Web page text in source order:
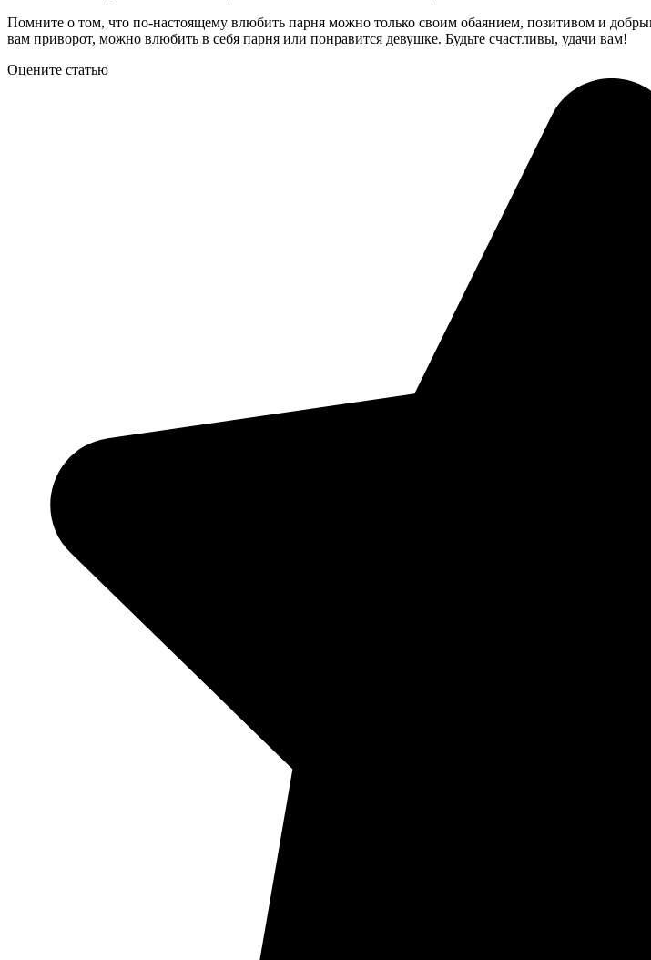
Помните о том, что по-настоящему влюбить парня можно только своим обаянием, позитивом и
вам приворот, можно влюбить в себя парня или понравится девушке. Будьте счастливы, удачи вам!
Оцените статью